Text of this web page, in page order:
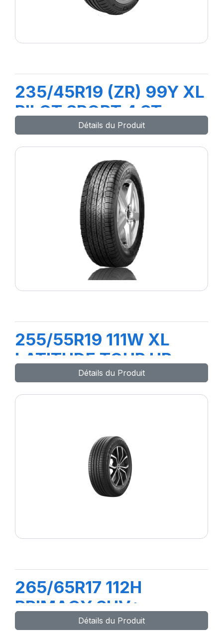
235/45R19 (ZR) 99Y XL
PILOT SPORT 4 ST
Détails du Produit
255/55R19 111W XL
LATITUDE TOUR HP
Détails du Produit
265/65R17 112H
PRIMACY SUV+
Détails du Produit